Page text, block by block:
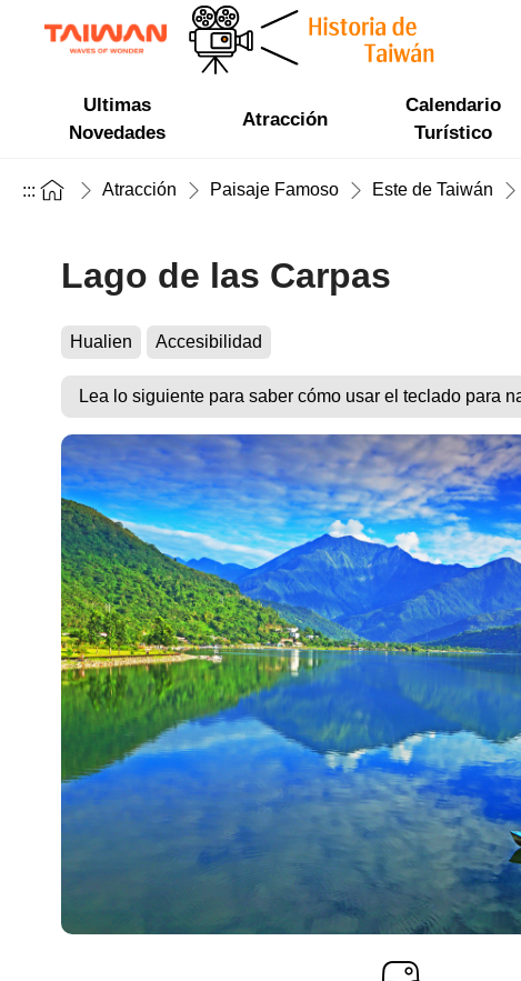
Ultimas
Novedades
Atracción
Calendario
Turístico
::: Atracción Paisaje Famoso Este de Taiwán
Lago de las Carpas
Hualien Accesibilidad
Lea lo siguiente para saber cómo usar el teclado para